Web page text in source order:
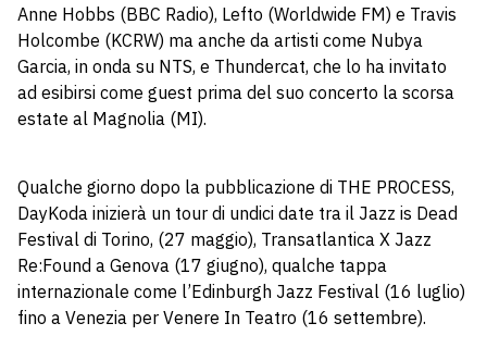
Anne Hobbs (BBC Radio), Lefto (Worldwide FM) e Travis
Holcombe (KCRW) ma anche da artisti come Nubya
Garcia, in onda su NTS, e Thundercat, che lo ha invitato
ad esibirsi come guest prima del suo concerto la scorsa
estate al Magnolia (MI).
Qualche giorno dopo la pubblicazione di THE PROCESS,
DayKoda inizierà un tour di undici date tra il Jazz is Dead
Festival di Torino, (27 maggio), Transatlantica X Jazz
Re:Found a Genova (17 giugno), qualche tappa
internazionale come l’Edinburgh Jazz Festival (16 luglio)
fino a Venezia per Venere In Teatro (16 settembre).